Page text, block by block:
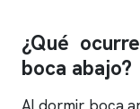
¿Qué
boca abajo?